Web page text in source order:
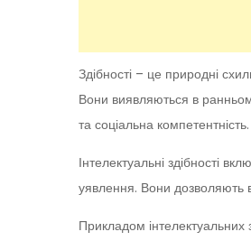
Здібності – це природні
Вони виявляються в
та соціальна компетентність.
Інтелектуальні здібності
уявлення. Вони дозволяють
Прикладом інтелектуальних